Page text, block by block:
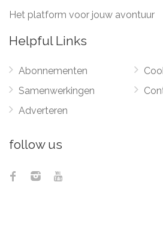
Het platform voor jouw avontuur
Helpful Links
Abonnementen
Samenwerkingen
Adverteren
follow us